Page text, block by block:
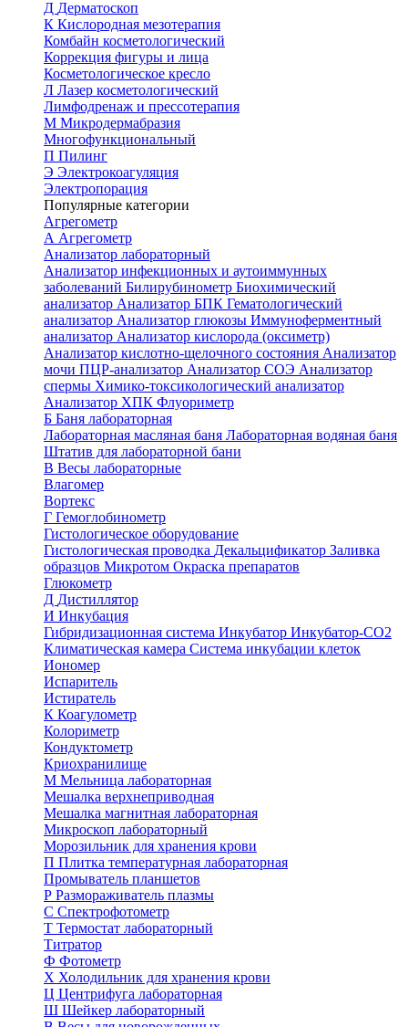
Д Дерматоскоп
К Кислородная мезотерапия
Комбайн косметологический
Коррекция фигуры и лица
Косметологическое кресло
Л Лазер косметологический
Лимфодренаж и прессотерапия
М Микродермабразия
Многофункциональный
П Пилинг
Э Электрокоагуляция
Электропорация
Популярные категории
Агрегометр
А Агрегометр
Анализатор лабораторный
Анализатор инфекционных и аутоиммунных
заболеваний Билирубинометр Биохимический
анализатор Анализатор БПК Гематологический
анализатор Анализатор глюкозы Иммуноферментный
анализатор Анализатор кислорода (оксиметр)
Анализатор кислотно-щелочного состояния Анализатор
мочи ПЦР-анализатор Анализатор СОЭ Анализатор
спермы Химико-токсикологический анализатор
Анализатор ХПК Флуориметр
Б Баня лабораторная
Лабораторная масляная баня Лабораторная водяная баня
Штатив для лабораторной бани
В Весы лабораторные
Влагомер
Вортекс
Г Гемоглобинометр
Гистологическое оборудование
Гистологическая проводка Декальцификатор Заливка
образцов Микротом Окраска препаратов
Глюкометр
Д Дистиллятор
И Инкубация
Гибридизационная система Инкубатор Инкубатор-СО2
Климатическая камера Система инкубации клеток
Иономер
Испаритель
Истиратель
К Коагулометр
Колориметр
Кондуктометр
Криохранилище
М Мельница лабораторная
Мешалка верхнеприводная
Мешалка магнитная лабораторная
Микроскоп лабораторный
Морозильник для хранения крови
П Плитка температурная лабораторная
Промыватель планшетов
Р Размораживатель плазмы
С Спектрофотометр
Т Термостат лабораторный
Титратор
Ф Фотометр
Х Холодильник для хранения крови
Ц Центрифуга лабораторная
Ш Шейкер лабораторный